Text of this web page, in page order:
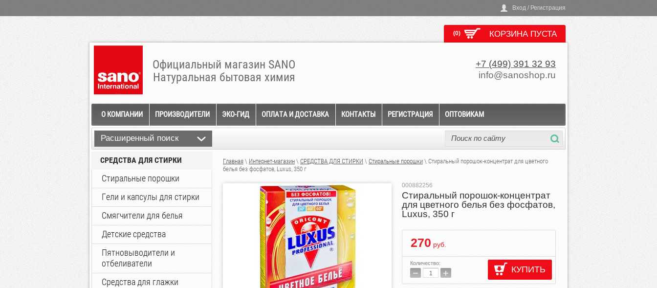
Вход / Регистрация
(0) КОРЗИНА ПУСТА
Официальный магазин SANO
Натуральная бытовая химия
+7 (499) 391 32 93
info@sanoshop.ru
О КОМПАНИИ ПРОИЗВОДИТЕЛИ ЭКО-ГИД ОПЛАТА И ДОСТАВКА КОНТАКТЫ РЕГИСТРАЦИЯ ОПТОВИКАМ
Расширенный поиск
СРЕДСТВА ДЛЯ СТИРКИ
Стиральные порошки
Гели и капсулы для стирки
Смягчители для белья
Детские средства
Пятновыводители и
отбеливатели
Средства для глажки
Главная \ Интернет-магазин \ СРЕДСТВА ДЛЯ СТИРКИ \ Стиральные порошки \ Стиральный порошок-концентрат для цветного
белья без фосфатов, Luxus, 350 г
000882256
Стиральный порошок-концентрат
для цветного белья без фосфатов,
Luxus, 350 г
270 руб.
Количество:
− + КУПИТЬ